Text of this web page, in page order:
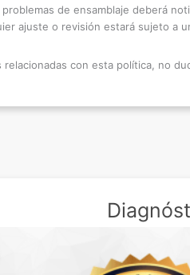
de ensamblaje deberá
ajuste o revisión estará sujeto a
relacionadas con esta política, no